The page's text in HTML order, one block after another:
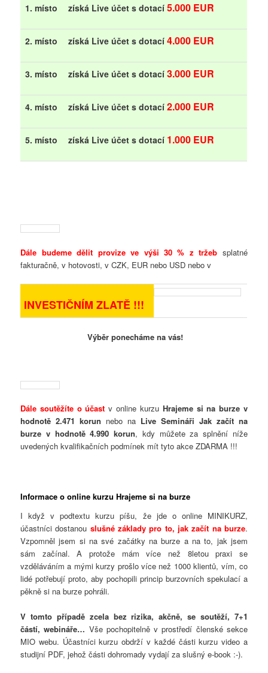
1. místo získá Live účet s dotací5.000 EUR
2. místo získá Live účet s dotací4.000 EUR
3. místo získá Live účet s dotací3.000 EUR
4. místo získá Live účet s dotací2.000 EUR
5. místo získá Live účet s dotací 1.000 EUR
Dále budeme dělit provize ve výši 30 % z tržeb splatné
fakturačně, v hotovosti, v CZK, EUR nebo USD nebo v
INVESTIČNÍM ZLATĚ !!!
Výběr ponecháme na vás!
Dále soutěžíte o účast v online kurzu Hrajeme si na burze v
hodnotě 2.471 korun nebo na Live Semináři Jak začít na
burze v hodnotě 4.990 korun, kdy můžete za splnění níže
uvedených kvalifikačních podmínek mít tyto akce ZDARMA !!!
Informace o online kurzu Hrajeme si na burze
I když v podtextu kurzu píšu, že jde o online MINIKURZ,
účastníci dostanou slušné základy pro to, jak začít na burze.
Vzpomněl jsem si na své začátky na burze a na to, jak jsem
sám začínal. A protože mám více než 8letou praxi se
vzděláváním a mými kurzy prošlo více než 1000 klientů, vím, co
lidé potřebují proto, aby pochopili princip burzovních spekulací a
pěkně si na burze pohráli.
V tomto případě zcela bez rizika, akčně, se soutěží, 7+1
částí, webináře… Vše pochopitelně v prostředí členské sekce
MIO webu. Účastníci kurzu obdrží v každé části kurzu video a
studijní PDF, jehož části dohromady vydají za slušný e-book :-).